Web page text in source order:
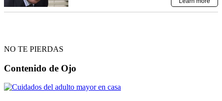
NO TE PIERDAS
Contenido de Ojo